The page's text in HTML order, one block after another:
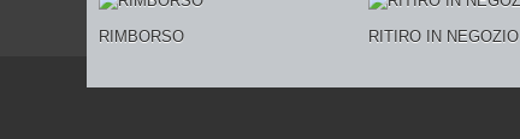
RIMBORSO RITIRO IN NEGOZIO